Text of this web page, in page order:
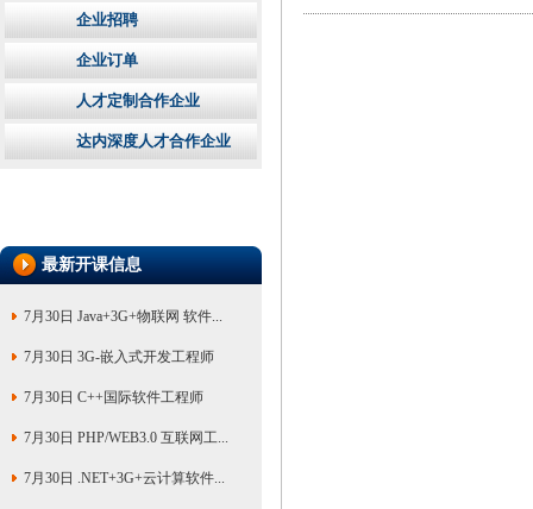
企业招聘
企业订单
人才定制合作企业
达内深度人才合作企业
最新开课信息
7月30日 Java+3G+物联网 软件...
7月30日 3G-嵌入式开发工程师
7月30日 C++国际软件工程师
7月30日 PHP/WEB3.0 互联网工...
7月30日 .NET+3G+云计算软件...